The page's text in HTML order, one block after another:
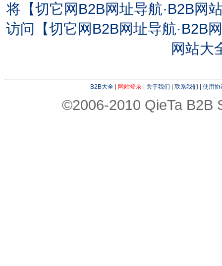
将【切它网B2B网址导航·B2B网
访问【切它网B2B网址导航·B2B
网站大
B2B大全| 网站登录| 关于我们 联系我们 使用协
©2006-2010 QieTa B2B